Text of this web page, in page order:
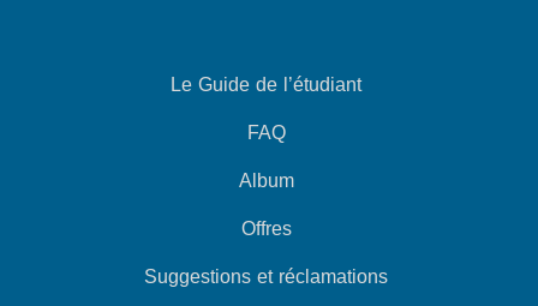
Le Guide de l’étudiant
FAQ
Album
Offres
Suggestions et réclamations